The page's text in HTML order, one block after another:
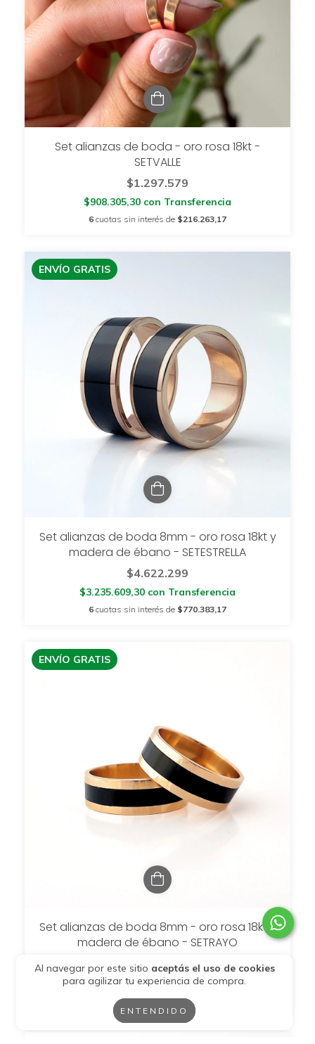
Al navegar por este sitio aceptás el uso de cookies
para agilizar tu experiencia de compra.
ENTENDIDO
Set alianzas de boda - oro rosa 18kt -
SETVALLE
$1.297.579
$908.305,30 con Transferencia
6 cuotas sin interés de $216.263,17
ENVÍO GRATIS
Set alianzas de boda 8mm - oro rosa 18kt y
madera de ébano - SETESTRELLA
$4.622.299
$3.235.609,30 con Transferencia
6 cuotas sin interés de $770.383,17
ENVÍO GRATIS
Set alianzas de boda 8mm - oro rosa 18kt y
madera de ébano - SETRAYO
$6.101.770
$4.271.239con Transferencia
cuotas sin interés de$1.016.961,67